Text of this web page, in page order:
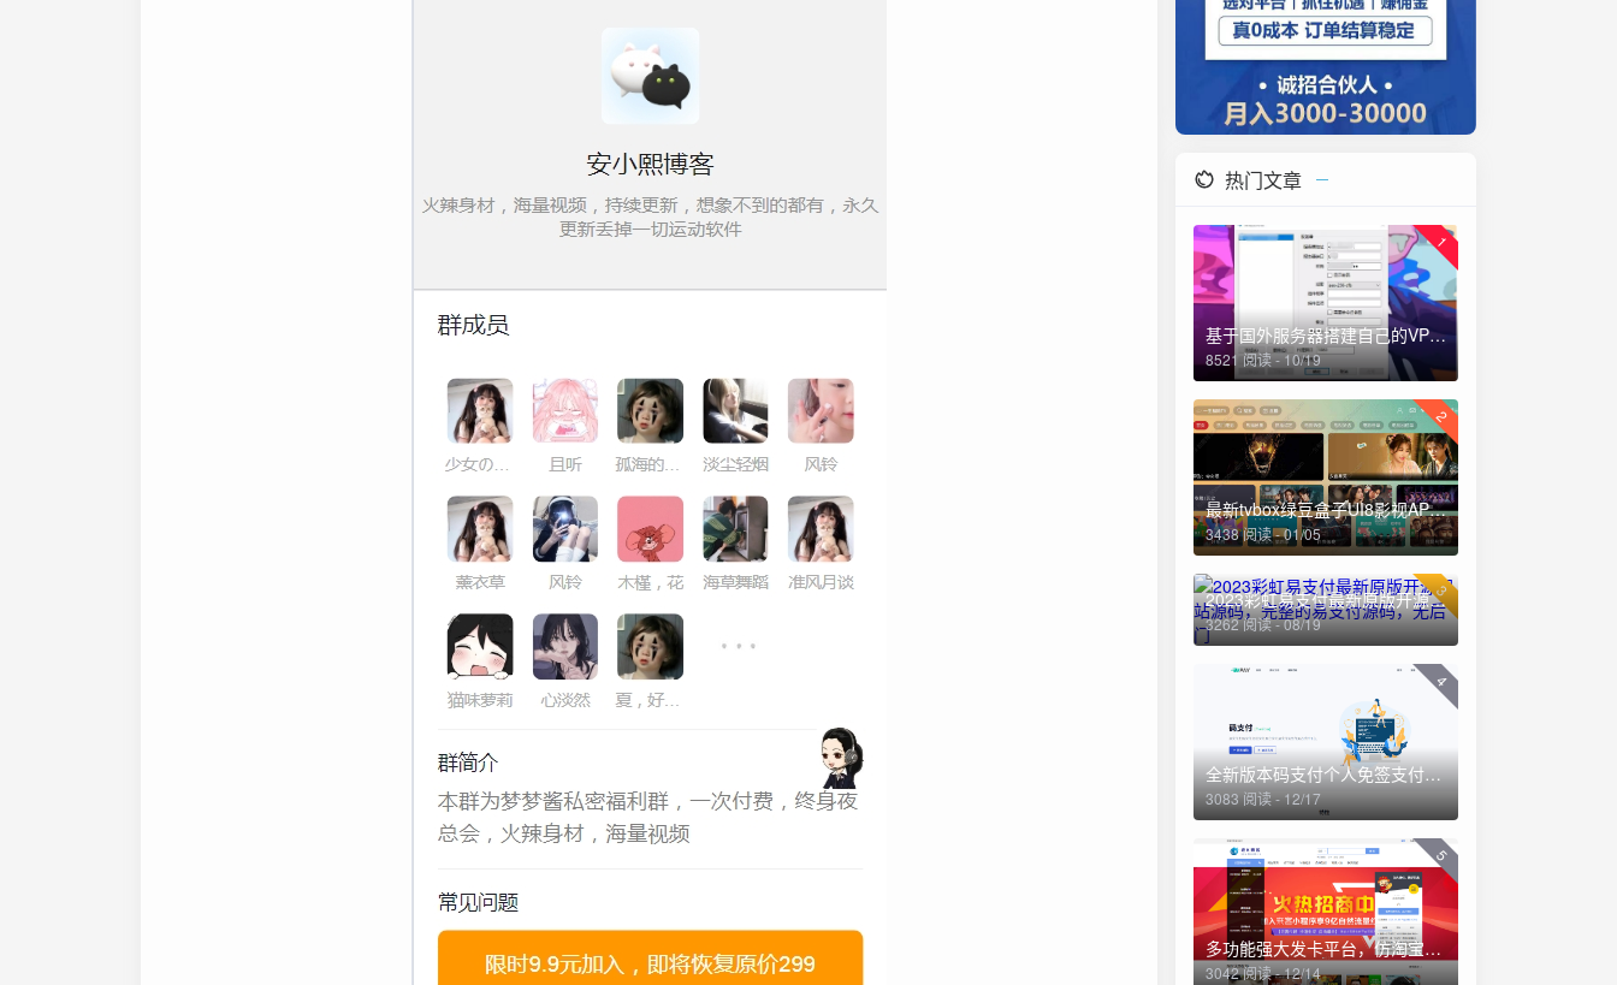
热门文章
1
基于国外服务器搭建自己的VPN详细教程
8521 阅读 - 10/19
2
最新tvbox绿豆盒子UI8影视APP源码新增后台添加直播及加密功能
3438 阅读 - 01/05
3
2023彩虹易支付最新原版开源网站源码，完整的易支付源码，无后门
3262 阅读 - 08/19
4
全新版本码支付个人免签支付系统源码 ThinkPHP框架开发 全开源(亲测)
3083 阅读 - 12/17
5
多功能强大发卡平台，仿淘宝商城，资源站，一体化平台源码（亲测）
3042 阅读 - 12/14